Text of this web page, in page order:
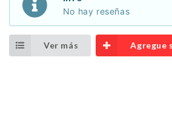
No hay reseñas
Ver más Agregue